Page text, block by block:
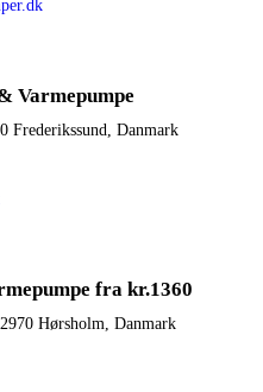
Varmepumpe
Frederikssund, Danmark
fra kr.1360
Hørsholm, Danmark